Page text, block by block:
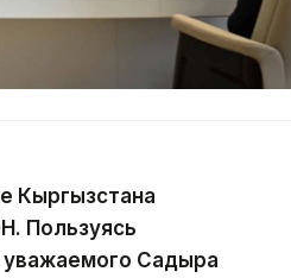
Кыргызстана
Пользуясь
уважаемого Садыра